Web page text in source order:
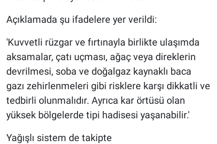
Açıklamada şu ifadelere yer verildi:
'Kuvvetli rüzgar ve fırtınayla birlikte ulaşımda
aksamalar, çatı uçması, ağaç veya direklerin
devrilmesi, soba ve doğalgaz kaynaklı baca
gazı zehirlenmeleri gibi risklere karşı dikkatli ve
tedbirli olunmalıdır. Ayrıca kar örtüsü olan
yüksek bölgelerde tipi hadisesi yaşanabilir.'
Yağışlı sistem de takipte